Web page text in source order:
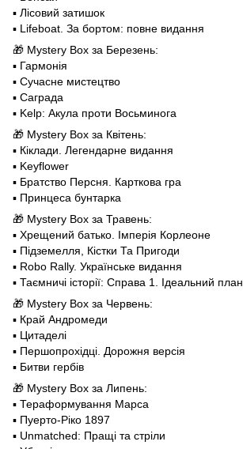
▪️ Лісовий затишок
▪️ Lifeboat. За бортом: повне видання
🎁 Mystery Box за Березень:
▪️ Гармонія
▪️ Сучасне мистецтво
▪️ Саграда
▪️ Kelp: Акула проти Восьминога
🎁 Mystery Box за Квітень:
▪️ Кіклади. Легендарне видання
▪️ Keyflower
▪️ Братство Персня. Карткова гра
▪️ Принцеса бунтарка
🎁 Mystery Box за Травень:
▪️ Хрещений батько. Імперія Корлеоне
▪️ Підземелля, Кістки Та Пригоди
▪️ Robo Rally. Українське видання
▪️ Таємничі історії: Справа 1. Ідеальний план
🎁 Mystery Box за Червень:
▪️ Край Андромеди
▪️ Цитаделі
▪️ Першопрохідці. Дорожня версія
▪️ Битви гербів
🎁 Mystery Box за Липень:
▪️ Тераформування Марса
▪️ Пуерто-Ріко 1897
▪️ Unmatched: Пращі та стріли